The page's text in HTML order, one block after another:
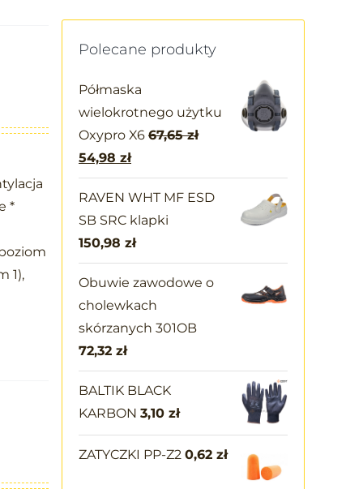
*
1),
Polecane produkty
Półmaska
wielokrotnego użytku
Oxypro X6 67,65zł
54,98 zł
RAVEN WHT MF ESD
SB SRC klapki
150,98 zł
Obuwie zawodowe o
cholewkach
skórzanych 301OB
72,32 zł
BALTIK BLACK
KARBON 3,10 zł
ZATYCZKI PP-Z2 0,62 zł